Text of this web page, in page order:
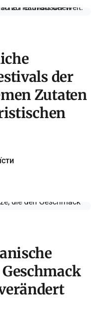
der
Zutaten